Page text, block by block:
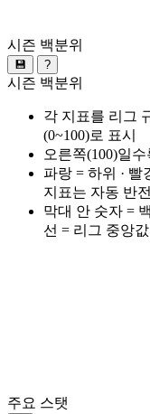
시즌 백분위
💾 ?
시즌 백분위
각 지표를 리그
(0~100)로 표시
오른쪽(100)일
파랑 = 하위 · 빨
지표는 자동 반
막대 안 숫자 =
선 = 리그 중앙값
주요 스탯